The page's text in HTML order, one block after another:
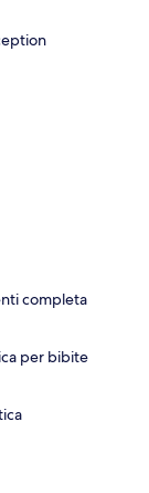
completa
per bibite